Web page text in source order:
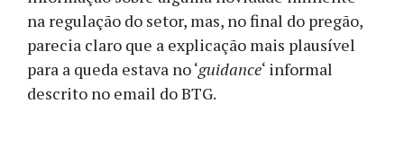
na regulação do setor, mas, no final do pregão,
parecia claro que a explicação mais plausível
para a queda estava no ‘guidance‘ informal
descrito no email do BTG.